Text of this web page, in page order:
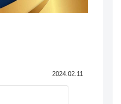
2024.02.11